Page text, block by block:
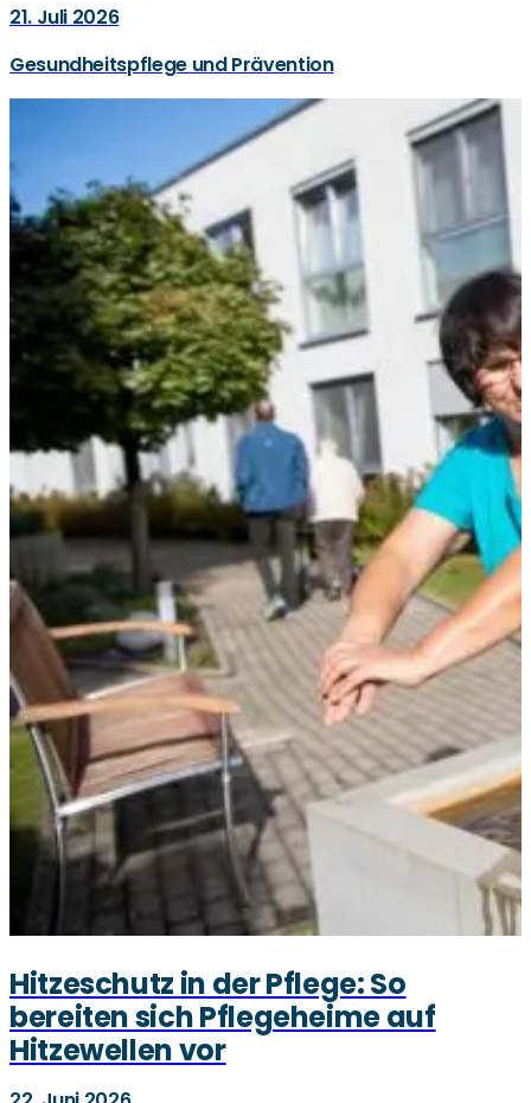
21. Juli 2026
Gesundheitspflege und Prävention
Hitzeschutz in der Pflege: So
bereiten sich Pflegeheime auf
Hitzewellen vor